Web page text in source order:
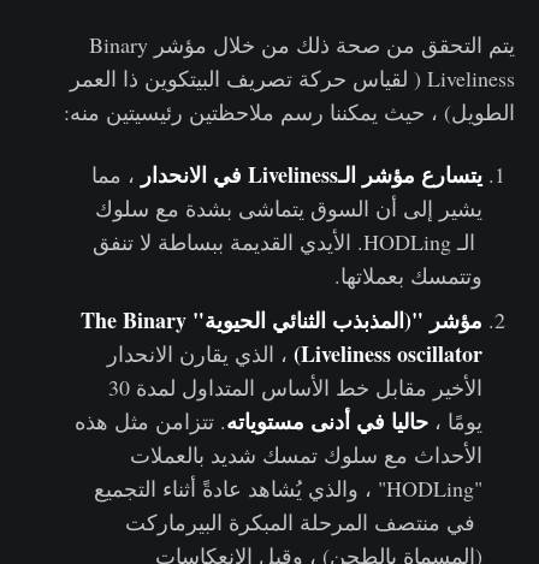
يتم التحقق من صحة ذلك من خلال مؤشر Binary
Liveliness ( لقياس حركة تصريف البيتكوين ذا العمر
الطويل) ، حيث يمكننا رسم ملاحظتين رئيسيتين منه:
يتسارع مؤشر الـLiveliness في الانحدار
، مما
يشير إلى أن السوق يتماشى بشدة مع سلوك
الـ HODLing. الأيدي القديمة ببساطة لا تنفق
وتتمسك بعملاتها.
مؤشر "(​​المذبذب الثنائي الحيوية" The Binary
Liveliness oscillator) ، الذي يقارن الانحدار
الأخير مقابل خط الأساس المتداول لمدة 30
يومًا ، حاليا في أدنى مستوياته. تتزامن مثل هذه
الأحداث مع سلوك تمسك شديد بالعملات
"HODLing" ، والذي يُشاهد عادةً أثناء التجميع
في منتصف المرحلة المبكرة البيرماركت
(المسماة بالطحن) ، وقبل الانعكاسات